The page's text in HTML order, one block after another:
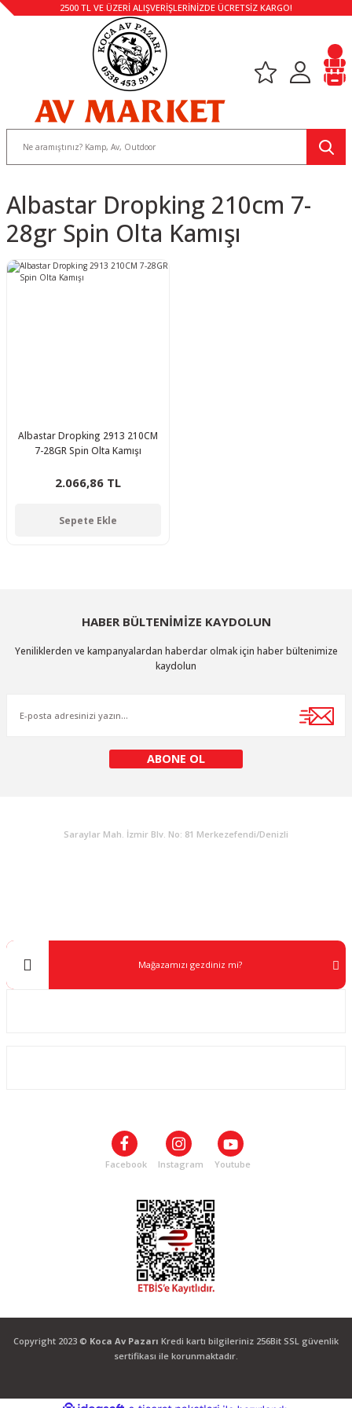
2500 TL VE ÜZERİ ALIŞVERİŞLERİNİZDE ÜCRETSİZ KARGO!
Albastar Dropking 210cm 7-
28gr Spin Olta Kamışı
Albastar Dropking 2913 210CM
7-28GR Spin Olta Kamışı
2.066,86 TL
Sepete Ekle
HABER BÜLTENİMİZE KAYDOLUN
Yeniliklerden ve kampanyalardan haberdar olmak için haber bültenimize
kaydolun
ABONE OL
Saraylar Mah. İzmir Blv. No: 81 Merkezefendi/Denizli
Mağazamızı gezdiniz mi?
Facebook Instagram Youtube
Copyright 2023 © Koca Av Pazarı Kredi kartı bilgileriniz 256Bit SSL güvenlik
sertifikası ile korunmaktadır.